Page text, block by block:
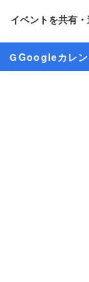
イベントを共有
GGoogleカレ